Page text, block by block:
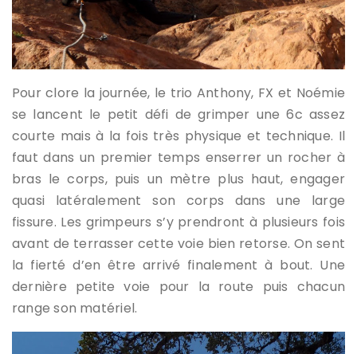
Pour clore la journée, le trio Anthony, FX et Noémie
se lancent le petit défi de grimper une 6c assez
courte mais à la fois très physique et technique. Il
faut dans un premier temps enserrer un rocher à
bras le corps, puis un mètre plus haut, engager
quasi latéralement son corps dans une large
fissure. Les grimpeurs s’y prendront à plusieurs fois
avant de terrasser cette voie bien retorse. On sent
la fierté d’en être arrivé finalement à bout. Une
dernière petite voie pour la route puis chacun
range son matériel.